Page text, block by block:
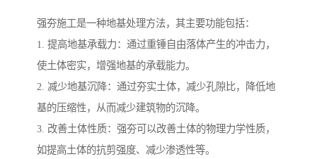
强夯施工是一种地基处理方法，其主要功能包括：
1. 提高地基承载力：通过重锤自由落体产生的冲击力，
使土体密实，增强地基的承载能力。
2. 减少地基沉降：通过夯实土体，减少孔隙比，降低地
基的压缩性，从而减少建筑物的沉降。
3. 改善土体性质：强夯可以改善土体的物理力学性质，
如提高土体的抗剪强度、减少渗透性等。